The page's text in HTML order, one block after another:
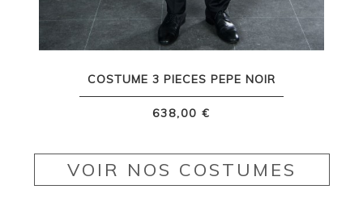
COSTUME 3 PIECES PEPE NOIR
638,00 €
VOIR NOS COSTUMES